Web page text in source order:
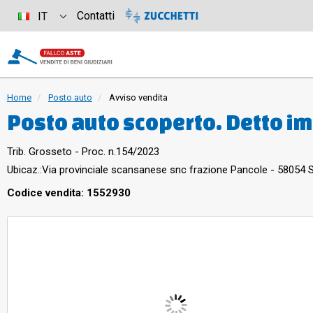
Home Posto auto Avviso vendita
Posto auto scoperto. Detto immobile risulta attualmente
censito nel Catasto Fabbricati
foglio 126, p.lla 847, sub. 12,
mq., superficie catastale 11
11, 13, p.lla 500, spazio
lo stato dei luoghi e quello
12, 13, 14, 15) risultano
Trib. Grosseto - Proc. n.154/2023
Ubicaz.:Via provinciale scansanese snc frazione Pancole - 58054
Codice vendita: 1552930
IT Contatti